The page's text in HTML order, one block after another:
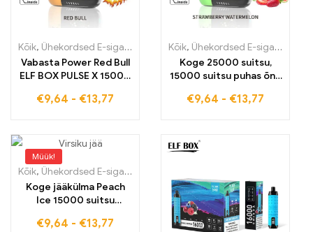
Kõik, Ühekordsed E-sigaretid Ühekordsed e-sigaretid Eestis
Vabasta Power Red Bull
ELF BOX PULSE X 15000
€9,64 - €13,77
Kõik, Ühekordsed E-sigaretid
Koge 25000 suitsu,
15000 suitsu puhas õnn
Watermelon ELF BOX
€9,64 - €13,77
Müük!
Kõik, Ühekordsed E-sigaretid
Koge jääkülma Peach
Ice 15000 suitsu
€9,64 - €13,77